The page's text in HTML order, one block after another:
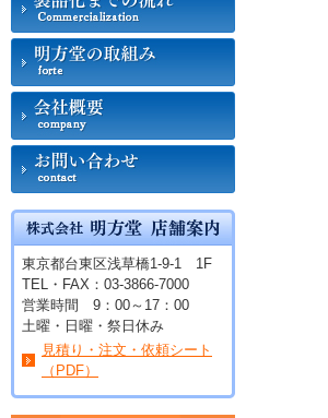
東京都台東区浅草橋1-9-1 1F
TEL・FAX：03-3866-7000
営業時間 9：00～17：00
土曜・日曜・祭日休み
見積り・注文・依頼シート
（PDF）